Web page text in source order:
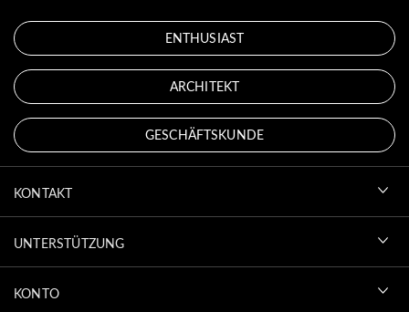
ENTHUSIAST
ARCHITEKT
GESCHÄFTSKUNDE
KONTAKT
UNTERSTÜTZUNG
KONTO